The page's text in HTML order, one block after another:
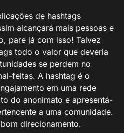
de hashtags
alcançará mais pessoas e
pare já com isso! Talvez
todo o valor que deveria
se perdem no
feitas. A hashtag é o
em uma rede
do anonimato e apresentá-
a uma comunidade.
direcionamento.